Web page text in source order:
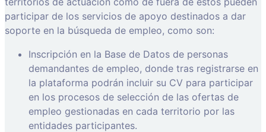
participar de los servicios de apoyo destinados a dar
soporte en la búsqueda de empleo, como son:
Inscripción en la Base de Datos de personas
demandantes de empleo, donde tras registrarse en
la plataforma podrán incluir su CV para participar
en los procesos de selección de las ofertas de
empleo gestionadas en cada territorio por las
entidades participantes.